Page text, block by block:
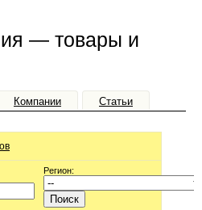
— товары и
Компании Статьи
Регион: